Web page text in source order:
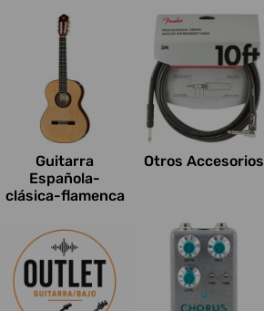
Guitarra
Española-
clásica-flamenca
Otros Accesorios